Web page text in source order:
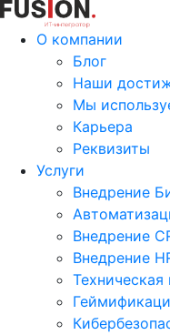
О компании
Блог
Наши
Мы
Карьера
Реквизиты
Услуги
Внедрение
Внедрение
Внедрение